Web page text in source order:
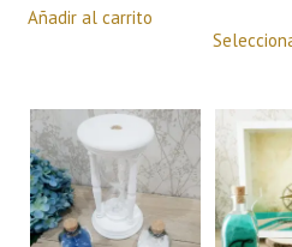
Añadir al carrito